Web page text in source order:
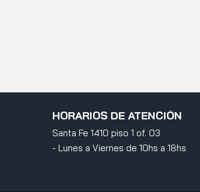
HORARIOS DE ATENCIÓN
Santa Fe 1410 piso 1 of. 03
- Lunes a Viernes de 10hs a 18hs